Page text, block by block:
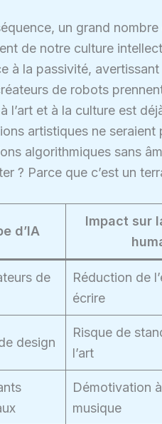
un grand
de notre culture
à la passivité,
de robots
l’art et à la culture est
artistiques ne seraient
algorithmiques sans
? Parce que c’est un
d’IA
Impact sur
de
Réduction de
écrire
design
Risque de
l’art
Démotivation
musique